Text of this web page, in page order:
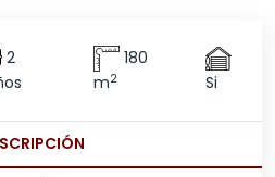
2
180
m2 Si